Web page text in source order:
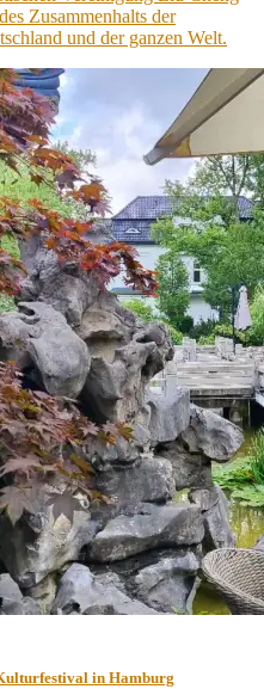
Zusammenhalts der
und der ganzen Welt.
in Hamburg